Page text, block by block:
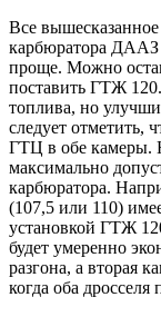
Все
карбюратора ДААЗ
проще. Можно
поставить ГТЖ
топлива, но
следует отметить,
ГТЦ в обе камеры.
максимально
карбюратора.
(107,5 или 110)
установкой ГТЖ
будет умеренно
разгона, а вторая
когда оба